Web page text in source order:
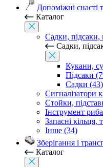
Допоміжні снасті
Каталог
Садки, підсаки,
Садки,
Кукани,
Підсаки
Садки (43)
Сигналізатори
Стойки,
Інструмент
Запасні
Інше (34)
Зберігання і
Каталог